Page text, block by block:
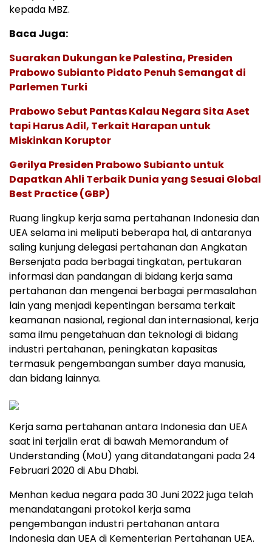
kepada MBZ.
Baca Juga:
Suarakan Dukungan ke Palestina, Presiden
Prabowo Subianto Pidato Penuh Semangat di
Parlemen Turki
Prabowo Sebut Pantas Kalau Negara Sita Aset
tapi Harus Adil, Terkait Harapan untuk
Miskinkan Koruptor
Gerilya Presiden Prabowo Subianto untuk
Dapatkan Ahli Terbaik Dunia yang Sesuai Global
Best Practice (GBP)
Ruang lingkup kerja sama pertahanan Indonesia dan
UEA selama ini meliputi beberapa hal, di antaranya
saling kunjung delegasi pertahanan dan Angkatan
Bersenjata pada berbagai tingkatan, pertukaran
informasi dan pandangan di bidang kerja sama
pertahanan dan mengenai berbagai permasalahan
lain yang menjadi kepentingan bersama terkait
keamanan nasional, regional dan internasional, kerja
sama ilmu pengetahuan dan teknologi di bidang
industri pertahanan, peningkatan kapasitas
termasuk pengembangan sumber daya manusia,
dan bidang lainnya.
Kerja sama pertahanan antara Indonesia dan UEA
saat ini terjalin erat di bawah Memorandum of
Understanding (MoU) yang ditandatangani pada 24
Februari 2020 di Abu Dhabi.
Menhan kedua negara pada 30 Juni 2022 juga telah
menandatangani protokol kerja sama
pengembangan industri pertahanan antara
Indonesia dan UEA di Kementerian Pertahanan UEA.